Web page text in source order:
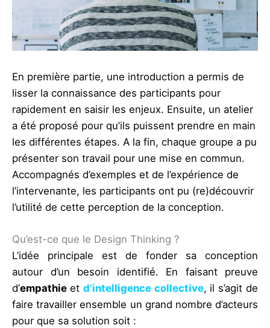
En première partie, une introduction a permis de
lisser la connaissance des participants pour
rapidement en saisir les enjeux. Ensuite, un atelier
a été proposé pour qu’ils puissent prendre en main
les différentes étapes. A la fin, chaque groupe a pu
présenter son travail pour une mise en commun.
Accompagnés d’exemples et de l’expérience de
l’intervenante, les participants ont pu (re)découvrir
l’utilité de cette perception de la conception.
Qu’est-ce que le Design Thinking ?
L’idée principale est de fonder sa conception
autour d’un besoin identifié. En faisant preuve
d’empathie et d’intelligence collective, il s’agit de
faire travailler ensemble un grand nombre d’acteurs
pour que sa solution soit :